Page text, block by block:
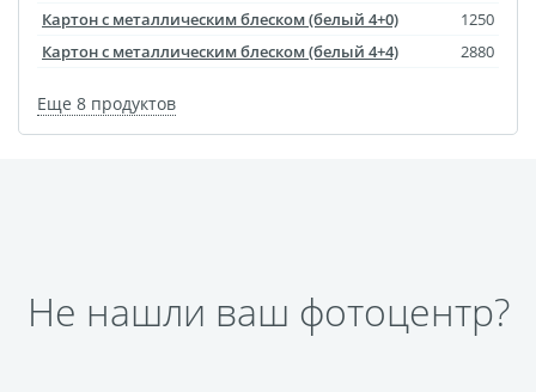
Картон с металлическим блеском (белый 4+0)
1250
Картон с металлическим блеском (белый 4+4)
2880
Еще 8 продуктов
Не нашли ваш фотоцентр?